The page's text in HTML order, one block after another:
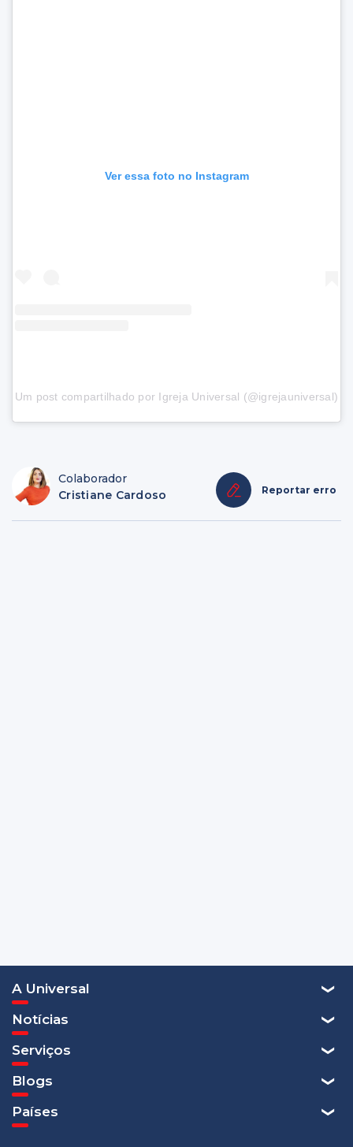
Ver essa foto no Instagram
Um post compartilhado por Igreja Universal (@igrejauniversal)
Colaborador
Cristiane Cardoso
Reportar erro
A Universal
Notícias
Serviços
Blogs
Países